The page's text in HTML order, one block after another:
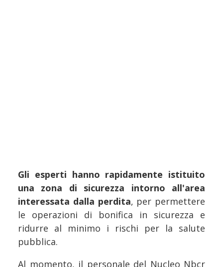
Gli esperti hanno rapidamente istituito
una zona di sicurezza intorno all'area
interessata dalla perdita, per permettere
le operazioni di bonifica in sicurezza e
ridurre al minimo i rischi per la salute
pubblica.
Al momento, il personale del Nucleo Nbcr